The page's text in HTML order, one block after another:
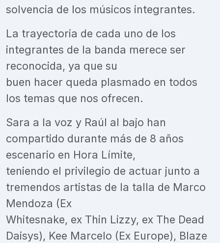
solvencia de los músicos integrantes.
La trayectoria de cada uno de los
integrantes de la banda merece ser
reconocida, ya que su
buen hacer queda plasmado en todos
los temas que nos ofrecen.
Sara a la voz y Raúl al bajo han
compartido durante más de 8 años
escenario en Hora Límite,
teniendo el privilegio de actuar junto a
tremendos artistas de la talla de Marco
Mendoza (Ex
Whitesnake, ex Thin Lizzy, ex The Dead
Daisys), Kee Marcelo (Ex Europe), Blaze